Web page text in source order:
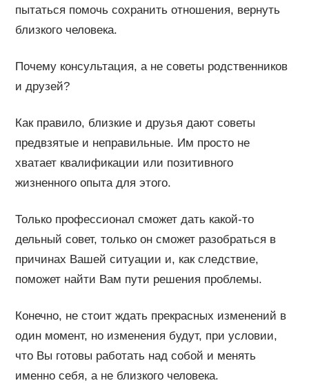
пытаться помочь сохранить отношения, вернуть
близкого человека.
Почему консультация, а не советы родственников
и друзей?
Как правило, близкие и друзья дают советы
предвзятые и неправильные. Им просто не
хватает квалификации или позитивного
жизненного опыта для этого.
Только профессионал сможет дать какой-то
дельный совет, только он сможет разобраться в
причинах Вашей ситуации и, как следствие,
поможет найти Вам пути решения проблемы.
Конечно, не стоит ждать прекрасных изменений в
один момент, но изменения будут, при условии,
что Вы готовы работать над собой и менять
именно себя, а не близкого человека.